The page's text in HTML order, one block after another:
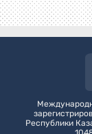
Республики